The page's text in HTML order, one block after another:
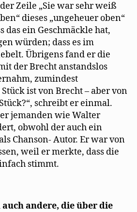
Zeile „Sie war sehr weiß
dieses „ungeheuer oben“
das ein Geschmäckle hat,
würden; dass es im
Übrigens fand er die
der Brecht anstandslos
zumindest
ist von Brecht – aber von
schreibt er einmal.
jemanden wie Walter
obwohl der auch ein
Chanson- Autor. Er war von
weil er merkte, dass die
stimmt.
andere, die über die